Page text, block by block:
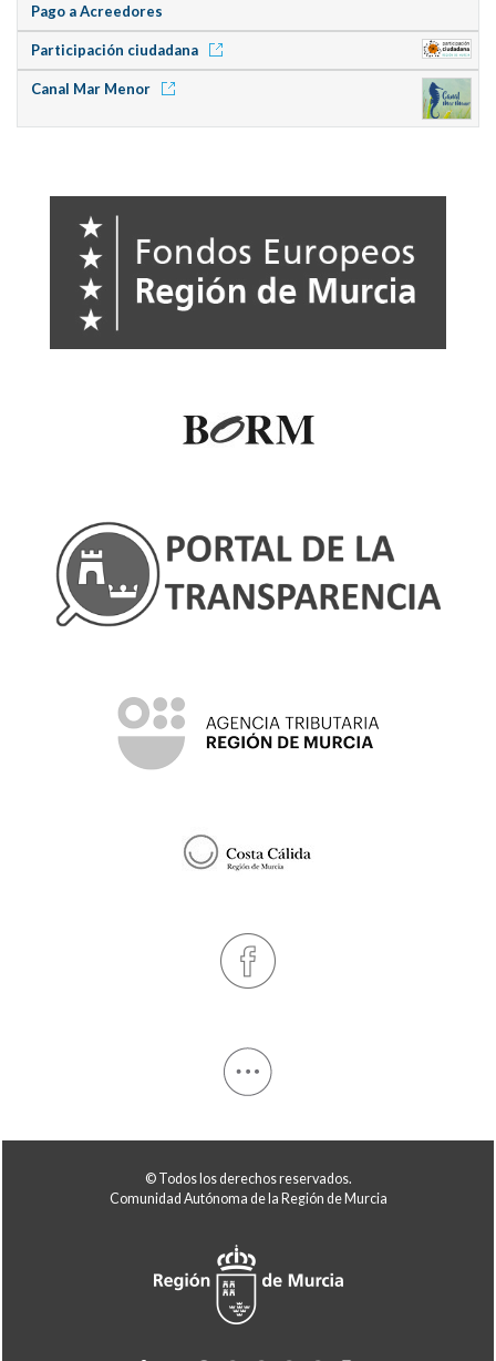
Pago a Acreedores
Participación ciudadana
Canal Mar Menor
© Todos los derechos reservados.
Comunidad Autónoma de la Región de Murcia